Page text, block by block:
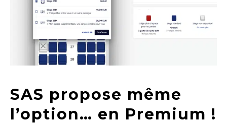
SAS propose même
l’option… en Premium !